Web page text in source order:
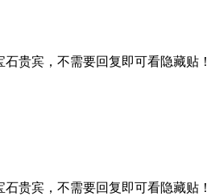
贵宾，不需要回复即可看隐藏贴！
贵宾，不需要回复即可看隐藏贴！